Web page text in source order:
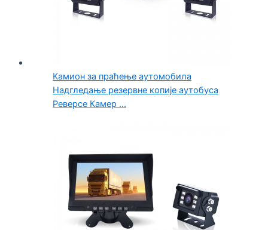
Камион за праћење аутомобила
Надгледање резервне копије аутобуса
Реверсе Камер ...